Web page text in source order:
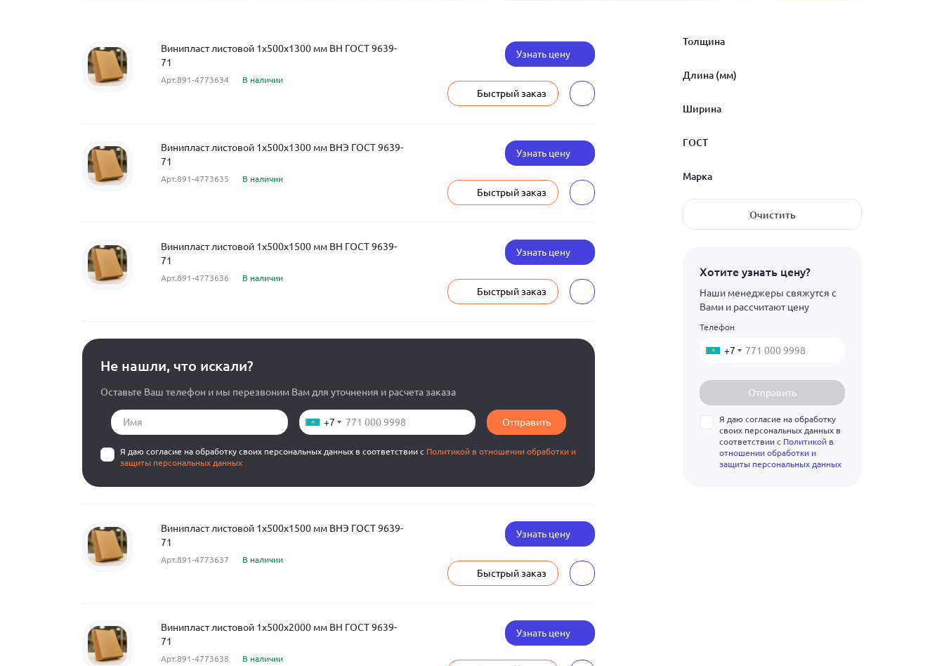
Винипласт листовой 1x500x1300 мм ВН ГОСТ 9639-
71
Арт.891-4773634 В наличии
Узнать цену
Быстрый заказ
Винипласт листовой 1x500x1300 мм ВНЭ ГОСТ 9639-
71
Арт.891-4773635 В наличии
Узнать цену
Быстрый заказ
Винипласт листовой 1x500x1500 мм ВН ГОСТ 9639-
71
Арт.891-4773636 В наличии
Узнать цену
Быстрый заказ
Не нашли, что искали?
Оставьте Ваш телефон и мы перезвоним Вам для уточнения и расчета заказа
+7 Отправить
Я даю согласие на обработку своих персональных данных в соответствии с Политикой в отношении обработки и
защиты персональных данных
Винипласт листовой 1x500x1500 мм ВНЭ ГОСТ 9639-
71
Арт.891-4773637 В наличии
Узнать цену
Быстрый заказ
Винипласт листовой 1x500x2000 мм ВН ГОСТ 9639-
71
Арт.891-4773638 В наличии
Узнать цену
Толщина
2.5
3.5
4.5
5
5.5
6
6.5
7
7.5
Показать ещё
Длина (мм)
Ширина
ГОСТ
ТУ 2246-410-05761784-2004
Марка
Очистить
Хотите узнать цену?
Наши менеджеры свяжутся с
Вами и рассчитают цену
Телефон
+7
Отправить
Я даю согласие на обработку
своих персональных данных в
соответствии с Политикой в
отношении обработки и
защиты персональных данных